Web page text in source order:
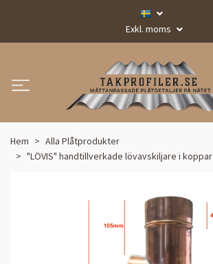
Exkl. moms
Hem
Alla Plåtprodukter
"LÖVIS" handtillverkade lövavskiljare i koppar